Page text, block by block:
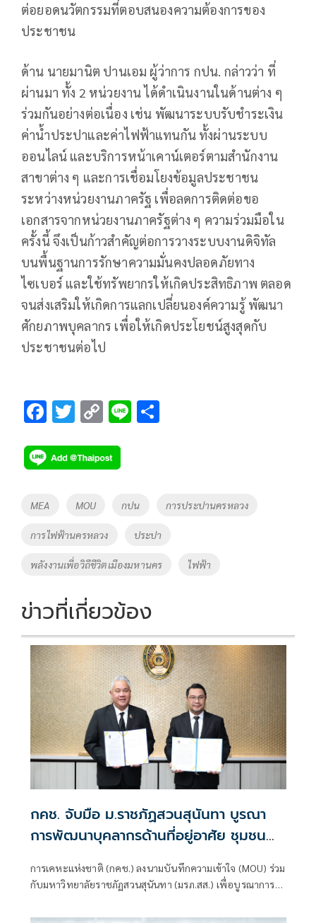
ต่อยอดนวัตกรรมที่ตอบสนองความต้องการของ
ประชาชน
ด้าน นายมานิต ปานเอม ผู้ว่าการ กปน. กล่าวว่า ที่
ผ่านมา ทั้ง 2 หน่วยงาน ได้ดำเนินงานในด้านต่าง ๆ
ร่วมกันอย่างต่อเนื่อง เช่น พัฒนาระบบรับชำระเงิน
ค่าน้ำประปาและค่าไฟฟ้าแทนกัน ทั้งผ่านระบบ
ออนไลน์ และบริการหน้าเคาน์เตอร์ตามสำนักงาน
สาขาต่าง ๆ และการเชื่อมโยงข้อมูลประชาชน
ระหว่างหน่วยงานภาครัฐ เพื่อลดการติดต่อขอ
เอกสารจากหน่วยงานภาครัฐต่าง ๆ ความร่วมมือใน
ครั้งนี้ จึงเป็นก้าวสำคัญต่อการวางระบบงานดิจิทัล
บนพื้นฐานการรักษาความมั่นคงปลอดภัยทาง
ไซเบอร์ และใช้ทรัพยากรให้เกิดประสิทธิภาพ ตลอด
จนส่งเสริมให้เกิดการแลกเปลี่ยนองค์ความรู้ พัฒนา
ศักยภาพบุคลากร เพื่อให้เกิดประโยชน์สูงสุดกับ
ประชาชนต่อไป
F
e
b
o
o
k
T
tt
er
C
p
y
Li
k
Li
Tags
MEA MOU กปน การประปานครหลวง
การไฟฟ้านครหลวง ประปา
พลังงานเพื่อวิถีชีวิตเมืองมหานคร ไฟฟ้า
ข่าวที่เกี่ยวข้อง
กคช. จับมือ ม.ราชภัฏสวนสุนันทา บูรณา
การพัฒนาบุคลากรด้านที่อยู่อาศัย ชุมชน
การเคหะแห่งชาติ (กคช.) ลงนามบันทึกความเข้าใจ (MOU) ร่วม
กับมหาวิทยาลัยราชภัฏสวนสุนันทา (มรภ.สส.) เพื่อบูรณาการ
นวัตกรรมด้านการพัฒนาที่อยู่อาศัย ชุมชน และเมือง